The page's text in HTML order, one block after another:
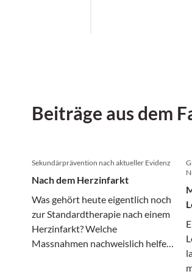
Beiträge aus dem
Sekundärprävention nach aktueller Evidenz
Nach dem Herzinfarkt
Was gehört heute eigentlich noch
zur Standardtherapie nach einem
Herzinfarkt? Welche
Massnahmen nachweislich helfen